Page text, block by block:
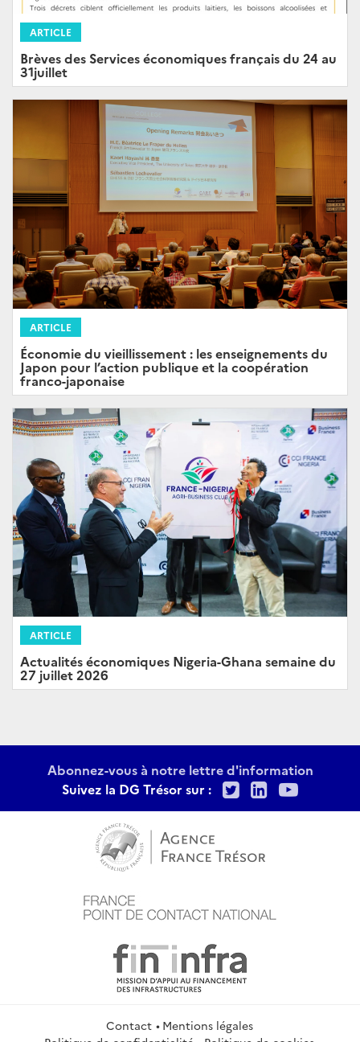
ARTICLE
Brèves des Services économiques français du 24 au
31juillet
ARTICLE
Économie du vieillissement : les enseignements du
Japon pour l’action publique et la coopération
franco-japonaise
ARTICLE
Actualités économiques Nigeria-Ghana semaine du
27 juillet 2026
Abonnez-vous à notre lettre d'information
Suivez la DG Trésor sur :
TwitterLinkedIn
Contact
Mentions légales